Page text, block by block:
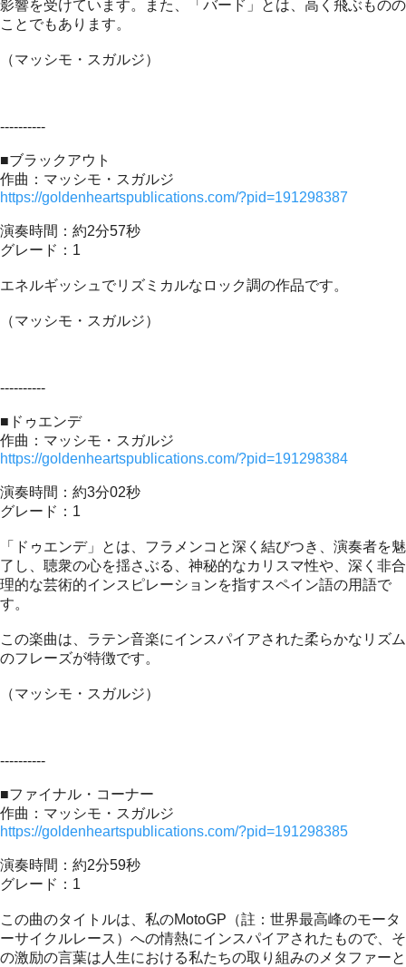
影響を受けています。また、「バード」とは、高く飛ぶものの
ことでもあります。
（マッシモ・スガルジ）
----------
■ブラックアウト
作曲：マッシモ・スガルジ
https://goldenheartspublications.com/?pid=191298387
演奏時間：約2分57秒
グレード：1
エネルギッシュでリズミカルなロック調の作品です。
（マッシモ・スガルジ）
----------
■ドゥエンデ
作曲：マッシモ・スガルジ
https://goldenheartspublications.com/?pid=191298384
演奏時間：約3分02秒
グレード：1
「ドゥエンデ」とは、フラメンコと深く結びつき、演奏者を魅
了し、聴衆の心を揺さぶる、神秘的なカリスマ性や、深く非合
理的な芸術的インスピレーションを指すスペイン語の用語で
す。
この楽曲は、ラテン音楽にインスパイアされた柔らかなリズム
のフレーズが特徴です。
（マッシモ・スガルジ）
----------
■ファイナル・コーナー
作曲：マッシモ・スガルジ
https://goldenheartspublications.com/?pid=191298385
演奏時間：約2分59秒
グレード：1
この曲のタイトルは、私のMotoGP（註：世界最高峰のモータ
ーサイクルレース）への情熱にインスパイアされたもので、そ
の激励の言葉は人生における私たちの取り組みのメタファーと